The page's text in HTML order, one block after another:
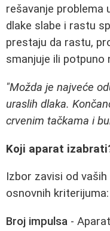
rešavanje problema
dlake slabe i rastu
prestaju da rastu,
smanjuje ili potpuno
"Možda je najveće
uraslih dlaka.
crvenim tačkama i
Koji aparat
Izbor zavisi od
osnovnih kriterijuma:
Broj impulsa -